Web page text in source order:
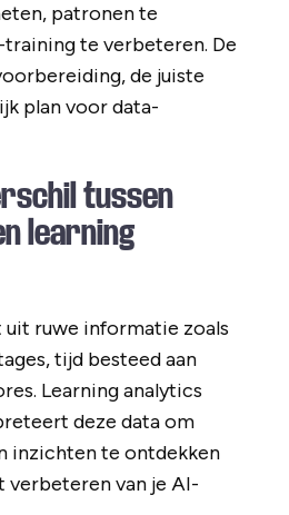
patronen te
te verbeteren. De
de juiste
plan voor data-
tussen
learning
uit ruwe informatie zoals
tijd besteed aan
Learning analytics
deze data om
inzichten te ontdekken
verbeteren van je AI-